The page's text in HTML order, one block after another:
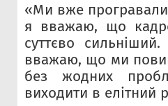
«Ми вже програвали
я вважаю, що
суттєво
вважаю, що ми
без жодних
виходити в елітний